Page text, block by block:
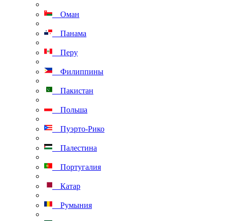
Оман
Панама
Перу
Филиппины
Пакистан
Польша
Пуэрто-Рико
Палестина
Португалия
Катар
Румыния